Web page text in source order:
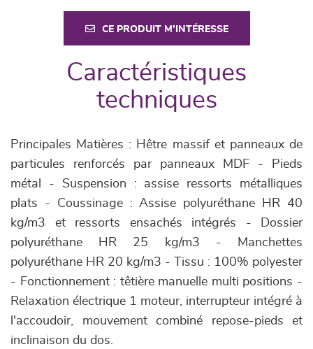
CE PRODUIT M'INTÉRESSE
Caractéristiques
techniques
Principales Matières : Hêtre massif et panneaux de
particules renforcés par panneaux MDF - Pieds
métal - Suspension : assise ressorts métalliques
plats - Coussinage : Assise polyuréthane HR 40
kg/m3 et ressorts ensachés intégrés - Dossier
polyuréthane HR 25 kg/m3 - Manchettes
polyuréthane HR 20 kg/m3 - Tissu : 100% polyester
- Fonctionnement : têtière manuelle multi positions -
Relaxation électrique 1 moteur, interrupteur intégré à
l'accoudoir, mouvement combiné repose-pieds et
inclinaison du dos.